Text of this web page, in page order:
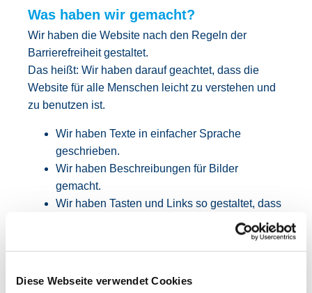
Diese Webseite verwendet Cookies
Was haben wir gemacht?
Wir haben die Website nach den Regeln der
Barrierefreiheit gestaltet.
Das heißt: Wir haben darauf geachtet, dass die
Website für alle Menschen leicht zu verstehen und
zu benutzen ist.
Wir haben Texte in einfacher Sprache
geschrieben.
Wir haben Beschreibungen für Bilder
gemacht.
Wir haben Tasten und Links so gestaltet, dass
Wir haben die Seiten testen lassen.
Was müssen wir noch tun?